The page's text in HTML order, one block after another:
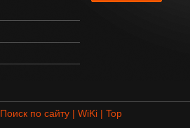
Поиск по сайту | WiKi | Top